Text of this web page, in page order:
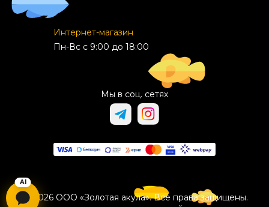
Интернет-магазин
Пн-Вс с 9:00 до 18:00
Мы в соц. сетях
© 2026 ООО «Золотая акула». Все права защищены.